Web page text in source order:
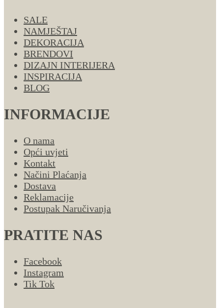
SALE
NAMJEŠTAJ
DEKORACIJA
BRENDOVI
DIZAJN INTERIJERA
INSPIRACIJA
BLOG
INFORMACIJE
O nama
Opći uvjeti
Kontakt
Načini Plaćanja
Dostava
Reklamacije
Postupak Naručivanja
PRATITE NAS
Facebook
Instagram
Tik Tok